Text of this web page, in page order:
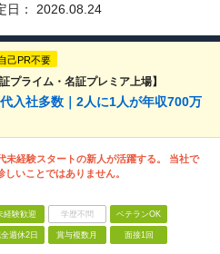
日： 2026.08.24
己PR不要
プライム・名証プレミア上場】
入社多数｜2人に1人が年収700万
未経験スタートの新人が活躍する。 当社で
しいことではありません。
経験歓迎 学歴不問 ベテランOK
週休2日 賞与複数月 面接1回